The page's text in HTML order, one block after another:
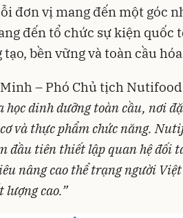
đơn vị mang đến một góc
đến tổ chức sự kiện quốc
bền vững và toàn cầu
– Phó Chủ tịch
học dinh dưỡng toàn cầu, nơi
và thực phẩm chức năng.
đầu tiên thiết lập quan hệ đối
nâng cao thể trạng người
lượng cao.”